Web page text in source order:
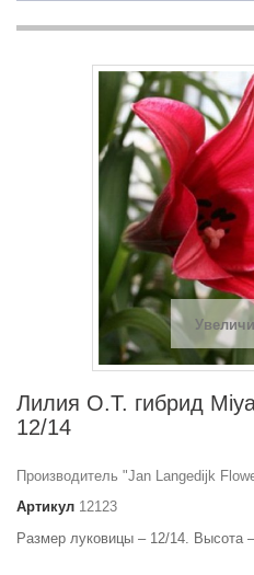
Лилия О.Т. гибрид
12/14
Производитель "Jan Langedijk
Артикул 12123
Размер луковицы – 12/14. Высота